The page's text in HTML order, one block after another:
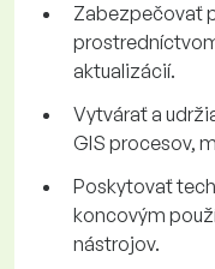
Zabezpečovať
aktualizácií.
Vytvárať a
GIS procesov,
Poskytovať
koncovým
nástrojov.